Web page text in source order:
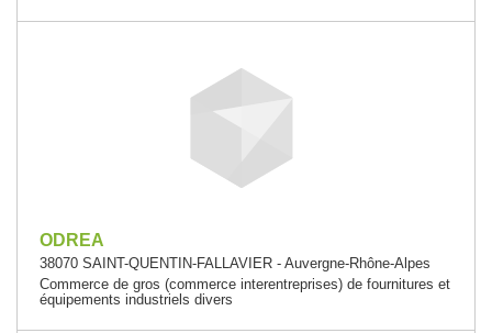
ODREA
38070 SAINT-QUENTIN-FALLAVIER - Auvergne-Rhône-Alpes
Commerce de gros (commerce interentreprises) de fournitures et
équipements industriels divers